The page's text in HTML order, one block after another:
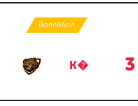
Волейбол
К� 3